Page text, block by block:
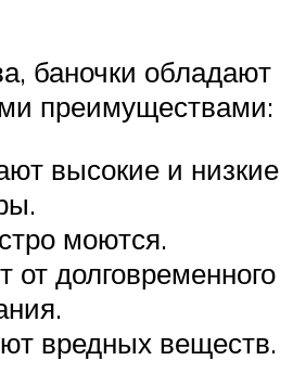
баночки обладают
преимуществами:
высокие и низкие
моются.
от долговременного
вредных веществ.